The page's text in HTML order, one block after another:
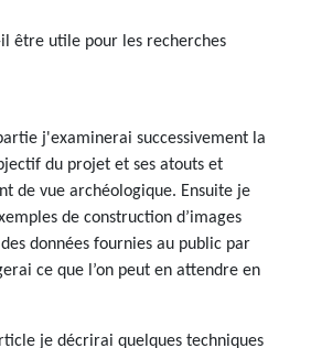
être utile pour les recherches
j'examinerai successivement la
du projet et ses atouts et
de vue archéologique. Ensuite je
de construction d’images
données fournies au public par
ce que l’on peut en attendre en
je décrirai quelques techniques